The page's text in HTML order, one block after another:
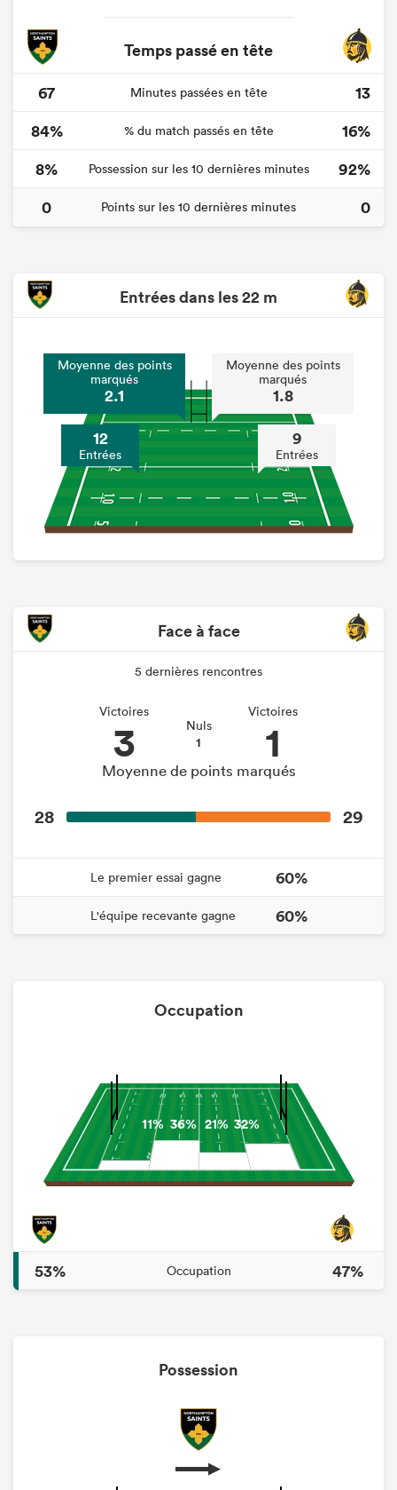
Temps passé en tête
67
Minutes passées en tête
13
84%
% du match passés en tête
16%
8%
Possession sur les 10 dernières minutes
92%
0
Points sur les 10 dernières minutes 0
Entrées dans les 22 m
Moyenne des points
marqués
2.1
12
Entrées
Moyenne des points
marqués
1.8
9
Entrées
Face à face
5 dernières rencontres
Victoires
3 Nuls
1
Victoires
1
Moyenne de points marqués
28 29
Le premier essai gagne 60%
L'équipe recevante gagne 60%
Occupation
11% 36% 21% 32%
53% Occupation 47%
Possession